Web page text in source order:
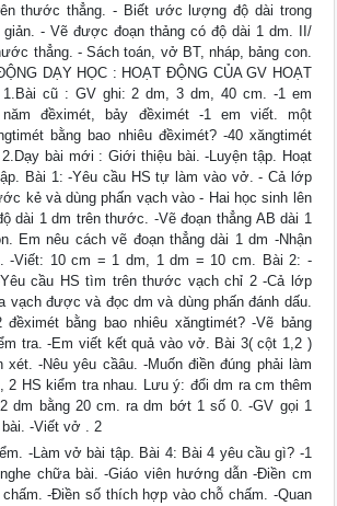
thước thẳng. - Biết ước lượng độ dài trong
- Vẽ được đoạn thảng có độ dài 1 dm. II/
thẳng. - Sách toán, vở BT, nháp, bảng con.
DẠY HỌC : HOẠT ĐỘNG CỦA GV HOẠT
1.Bài cũ : GV ghi: 2 dm, 3 dm, 40 cm. -1 em
đềximét, bảy đềximét -1 em viết. một
bằng bao nhiêu đềximét? -40 xăngtimét
2.Dạy bài mới : Giới thiệu bài. -Luyện tập. Hoạt
Bài 1: -Yêu cầu HS tự làm vào vở. - Cả lớp
kẻ và dùng phấn vạch vào - Hai học sinh lên
dài 1 dm trên thước. -Vẽ đoạn thẳng AB dài 1
Em nêu cách vẽ đoạn thẳng dài 1 dm -Nhận
-Viết: 10 cm = 1 dm, 1 dm = 10 cm. Bài 2: -
cầu HS tìm trên thước vạch chỉ 2 -Cả lớp
vạch được và đọc dm và dùng phấn đánh dấu.
bằng bao nhiêu xăngtimét? -Vẽ bảng
tra. -Em viết kết quả vào vở. Bài 3( cột 1,2 )
xét. -Nêu yêu cầâu. -Muốn điền đúng phải làm
2 HS kiểm tra nhau. Lưu ý: đổi dm ra cm thêm
dm bằng 20 cm. ra dm bớt 1 số 0. -GV gọi 1
-Viết vở . 2
-Làm vở bài tập. Bài 4: Bài 4 yêu cầu gì? -1
chữa bài. -Giáo viên hướng dẫn -Điền cm
-Điền số thích hợp vào chỗ chấm. -Quan